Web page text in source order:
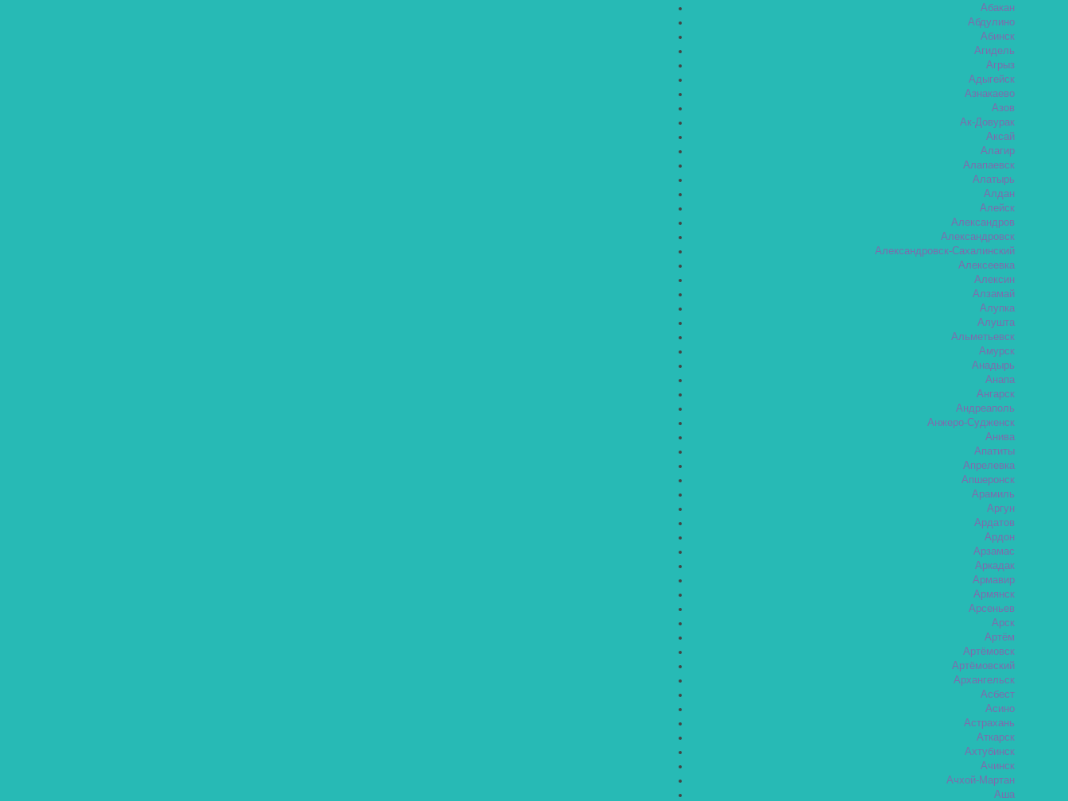
Абакан
Абдулино
Абинск
Агидель
Агрыз
Адыгейск
Азнакаево
Азов
Ак-Довурак
Аксай
Алагир
Алапаевск
Алатырь
Алдан
Алейск
Александров
Александровск
Александровск-Сахалинский
Алексеевка
Алексин
Алзамай
Алупка
Алушта
Альметьевск
Амурск
Анадырь
Анапа
Ангарск
Андреаполь
Анжеро-Судженск
Анива
Апатиты
Апрелевка
Апшеронск
Арамиль
Аргун
Ардатов
Ардон
Арзамас
Аркадак
Армавир
Армянск
Арсеньев
Арск
Артём
Артёмовск
Артёмовский
Архангельск
Асбест
Асино
Астрахань
Аткарск
Ахтубинск
Ачинск
Ачхой-Мартан
Аша